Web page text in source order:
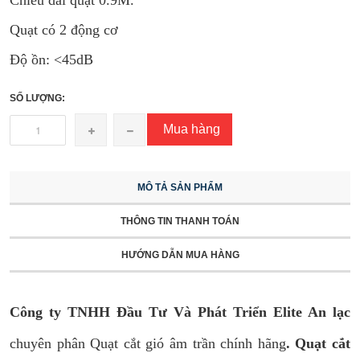
Quạt có 2 động cơ
Độ ồn: <45dB
SỐ LƯỢNG:
Mua hàng
MÔ TẢ SẢN PHẨM
THÔNG TIN THANH TOÁN
HƯỚNG DẪN MUA HÀNG
Công ty TNHH Đầu Tư Và Phát Triển Elite An lạc
chuyên phân Quạt cắt gió âm trần chính hãng. Quạt cắt